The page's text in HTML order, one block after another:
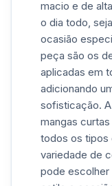
macio e de
o dia todo,
ocasião
peça são os
aplicadas em
adicionando
sofisticação.
mangas
todos os tipos
variedade de
pode escolher